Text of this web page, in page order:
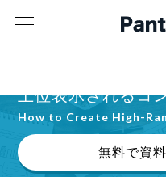
上位表示されるコ
How to Create High-
無料で資